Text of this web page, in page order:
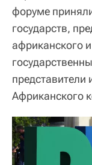
форуме
государств,
африканского
представители
Африканского